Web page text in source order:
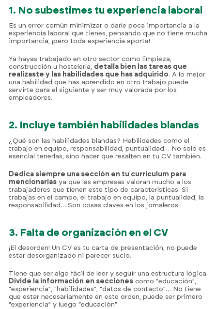
1. No subestimes tu experiencia laboral
Es un error común minimizar o darle poca importancia a la
experiencia laboral que tienes, pensando que no tiene mucha
importancia, ¡pero toda experiencia aporta!
Ya hayas trabajado en otro sector como limpieza,
construcción u hostelería, detalla bien las tareas que
realizaste y las habilidades que has adquirido. A lo mejor
una habilidad que has aprendido en otro trabajo puede
servirte para el siguiente y ser muy valorada por los
empleadores.
2. Incluye también habilidades blandas
¿Qué son las habilidades blandas? Habilidades como el
trabajo en equipo, responsabilidad, puntualidad… No solo es
esencial tenerlas, sino hacer que resalten en tu CV también.
Dedica siempre una sección en tu currículum para
mencionarlasya que las empresas valoran mucho a los
trabajadores que tienen este tipo de características. Si
trabajas en el campo, el trabajo en equipo, la puntualidad, la
responsabilidad… Son cosas claves en los jornaleros.
3. Falta de organización en el CV
¡El desorden! Un CV es tu carta de presentación, no puede
estar desorganizado ni parecer sucio.
Tiene que ser algo fácil de leer y seguir una estructura lógica.
Divide la información en seccionescomo “educación”,
“experiencia”, “habilidades”, “datos de contacto”… No tiene
que estar necesariamente en este orden, puede ser primero
“experiencia” y luego “educación”.